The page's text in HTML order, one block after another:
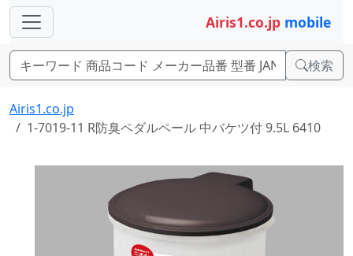
Airis1.co.jp mobile
検索
Airis1.co.jp
1-7019-11 R防臭ペダルペール 中バケツ付 9.5L 6410